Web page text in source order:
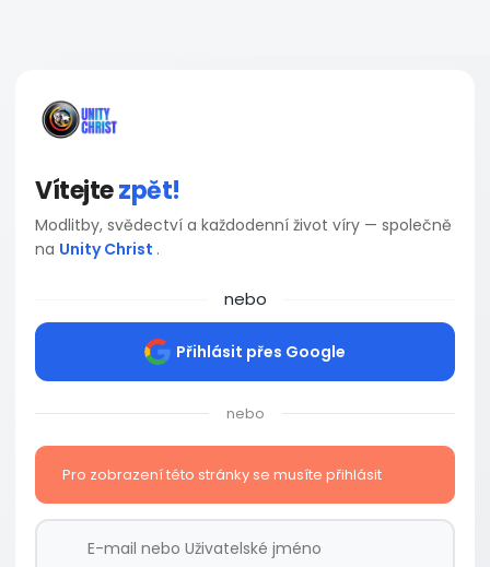
Vítejtezpět!
Modlitby, svědectví a každodenní život víry — společně
na Unity Christ .
nebo
Přihlásit přes Google
nebo
Pro zobrazení této stránky se musíte přihlásit